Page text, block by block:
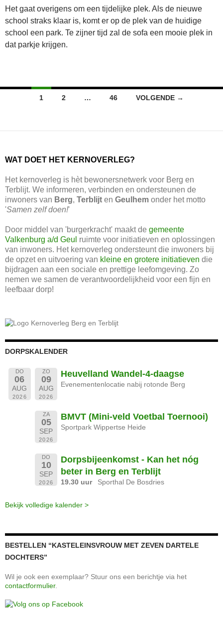
Het gaat overigens om een tijdelijke plek. Als de nieuwe
school straks klaar is, komt er op de plek van de huidige
school een park. Te zijner tijd zal de sofa een mooie plek in
dat parkje krijgen.
Berichten
1 2 … 46 VOLGENDE →
WAT DOET HET KERNOVERLEG?
Het kernoverleg is hèt bewonersnetwerk voor Berg en
Terblijt. We informeren, verbinden en ondersteunen de
inwoners van Berg, Terblijt en Geulhem onder het motto
'Samen zelf doen!'
Door middel van 'burgerkracht' maakt de gemeente
Valkenburg a/d Geul ruimte voor initiatieven en oplossingen
van inwoners. Het kernoverleg ondersteunt die inwoners bij
de opzet en uitvoering van kleine en grotere initiatieven die
bijdragen aan een sociale en prettige leefomgeving. Zo
nemen we samen de verantwoordelijkheid voor een fijn en
leefbaar dorp!
DORPSKALENDER
DO
06
AUG
2026
ZO
09
AUG
2026
Heuvelland Wandel-4-daagse
Evenementenlocatie nabij rotonde Berg
ZA
05
SEP
2026
BMVT (Mini-veld Voetbal Toernooi)
Sportpark Wippertse Heide
DO
10
SEP
2026
Dorpsbijeenkomst - Kan het nóg
beter in Berg en Terblijt
19.30 uur Sporthal De Bosdries
Bekijk volledige kalender >
BESTELLEN “KASTELEINSVROUW MET ZEVEN DARTELE
DOCHTERS”
Wil je ook een exemplaar? Stuur ons een berichtje via het
contactformulier.